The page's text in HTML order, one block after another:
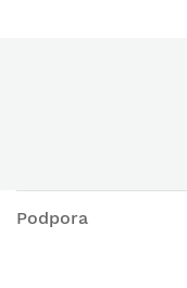
Podpora